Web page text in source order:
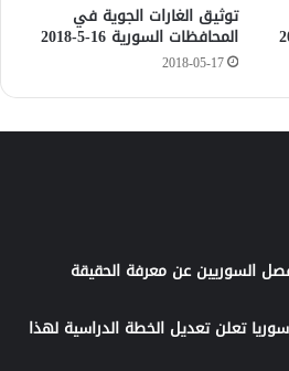
توثيق الغارات الجوية في
المحافظات السورية 16-5-2018
2018-05-17
السوريين عن معرفة الحقيقة
تعلن تعديل الخطة الدراسية لهذا